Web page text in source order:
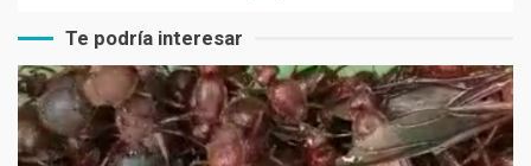
Te podría interesar